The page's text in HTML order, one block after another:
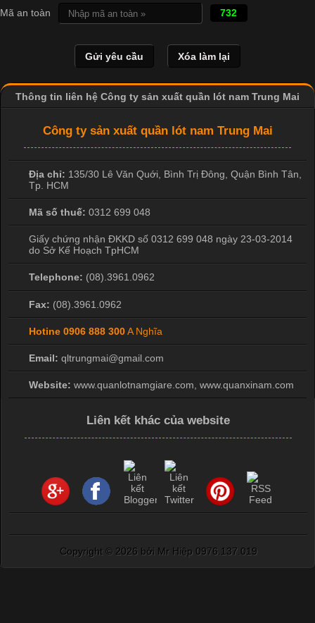
In Chuyển Nhiệt Là Gì? Công Nghệ In Hiện Đại Trong Ngành
May Mặc Trong ngành in ấn và thời trang, in chuyển nhiệt đang
hình ảnh sắc nét và bền màu. Đặc biệt, kỹ thuật này được ứng
dụng rộng rãi trong sản xuất áo thun, đồ thể thao
Mã an toàn 732
Thông tin liên hệ Công ty sản xuất quần lót nam Trung Mai
Công ty sản xuất quần lót nam Trung Mai
Địa chỉ: 135/30 Lê Văn Quới, Bình Trị Đông Quận Bình Tân
Tp. HCM
Mã số thuế: 0312 699 048
Giấy chứng nhận ĐKKD số 0312 699 048 ngày 23-03-2014
do Sở Kế Hoạch TpHCM
Telephone: (08).3961.0962
Fax: (08).3961.0962
Hotine 0906 888 300A Nghĩa
Email: qltrungmai@gmail.com
Website: www.quanlotnamgiare.com, www.quanxinam.com
Liên kết khác của website
Copyright © 2026 bởi Mr Hiệp 0976.137.019